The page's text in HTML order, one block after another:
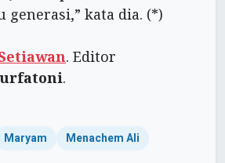
generasi,” kata dia. (*)
. Editor
.
Maryam
Menachem Ali